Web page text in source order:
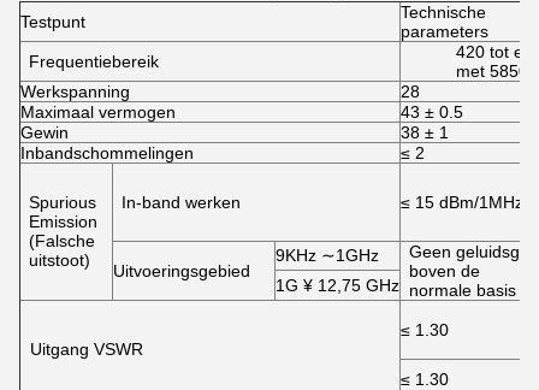
Testpunt
Technische
parameters
Frequentiebereik
420 tot en
met 5850
Werkspanning
28
Maximaal vermogen
43 ± 0.5
Gewin
38 ± 1
Inbandschommelingen
≤ 2
Spurious
Emission
(Falsche
uitstoot)
In-band werken ≤ 15 dBm/1MHz
Uitvoeringsgebied
9KHz ∼1GHz
Geen geluidsgolf
boven de
normale basis
1G ¥ 12,75 GHz
Uitgang VSWR
≤ 1.30
≤ 1.30